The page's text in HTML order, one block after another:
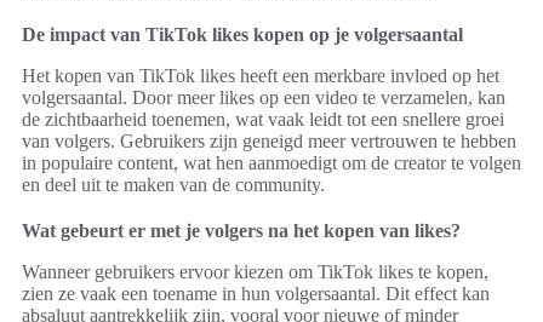
De impact van TikTok likes kopen op je volgersaantal
Het kopen van TikTok likes heeft een merkbare invloed op het
volgersaantal. Door meer likes op een video te verzamelen, kan
de zichtbaarheid toenemen, wat vaak leidt tot een snellere groei
van volgers. Gebruikers zijn geneigd meer vertrouwen te hebben
in populaire content, wat hen aanmoedigt om de creator te volgen
en deel uit te maken van de community.
Wat gebeurt er met je volgers na het kopen van likes?
Wanneer gebruikers ervoor kiezen om TikTok likes te kopen,
zien ze vaak een toename in hun volgersaantal. Dit effect kan
absaluut aantrekkelijk zijn, vooral voor nieuwe of minder